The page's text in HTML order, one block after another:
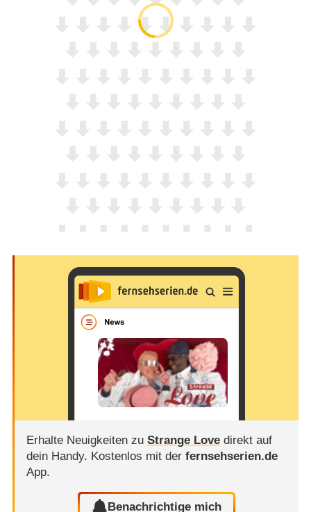
Erhalte Neuigkeiten zu Strange Lovedirekt auf
dein Handy. Kostenlos mit der fernsehserien.de
App.
Benachrichtige mich